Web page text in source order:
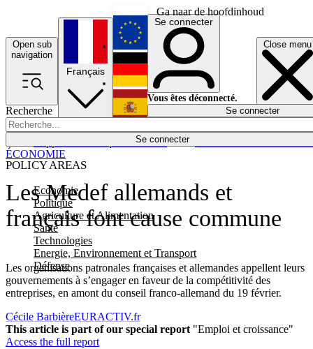
Ga naar de hoofdinhoud
Open sub
navigation
Close menu
Recherche
Se connecter
POLICY AREAS
Economie
Politique
Agriculture et Alimentation
Santé
Technologies
Energie, Environnement et Transport
Défense
Économie
Français
English
Deutsch
Español
Se connecter
Vous êtes déconnecté.
Se connecter
Les Medef allemands et
français font cause commune
Les organisations patronales françaises et allemandes appellent leurs
gouvernements à s’engager en faveur de la compétitivité des
entreprises, en amont du conseil franco-allemand du 19 février.
ÉCONOMIE
Cécile BarbièreEURACTIV.fr
This article is part of our special report "Emploi et croissance"
Access the full report